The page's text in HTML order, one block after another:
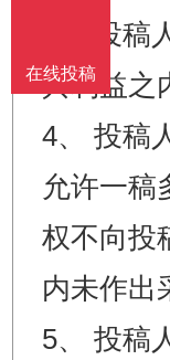
3、 投
共利益之
4、 投稿
允许一稿
权不向投
内未作出
5、 投稿
在线投稿